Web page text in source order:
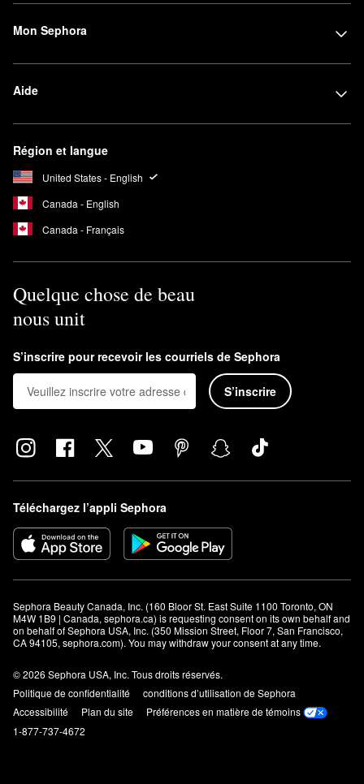
Mon Sephora
Aide
Région et langue
United States - English
Canada - English
Canada - Français
Quelque chose de beau
nous unit
S’inscrire pour recevoir les courriels de Sephora
S’inscrire
Téléchargez l’appli Sephora
Sephora Beauty Canada, Inc. (160 Bloor St. East Suite 1100 Toronto, ON
M4W 1B9 | Canada, sephora.ca) is requesting consent on its own behalf and
on behalf of Sephora USA, Inc. (350 Mission Street, Floor 7, San Francisco,
CA 94105, sephora.com). You may withdraw your consent at any time.
© 2026 Sephora USA, Inc. Tous droits réservés.
Politique de confidentialité
conditions d’utilisation de Sephora
Accessibilité
Plan du site
Préférences en matière de témoins
1-877-737-4672